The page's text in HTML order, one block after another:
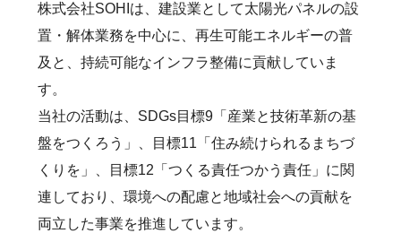
株式会社SOHIは、建設業として太陽光パネルの設
置・解体業務を中心に、再生可能エネルギーの普
及と、持続可能なインフラ整備に貢献していま
す。
当社の活動は、SDGs目標9「産業と技術革新の基
盤をつくろう」、目標11「住み続けられるまちづ
くりを」、目標12「つくる責任つかう責任」に関
連しており、環境への配慮と地域社会への貢献を
両立した事業を推進しています。